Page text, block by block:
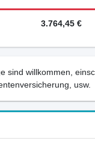
3.764,45 €
sind willkommen,
usw.